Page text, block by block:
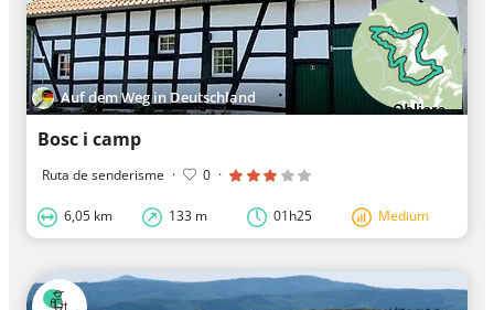
Auf dem Weg in Deutschland
Bosc i camp
Ruta de senderisme · 0 ·
6,05 km 133 m 01h25 Medium